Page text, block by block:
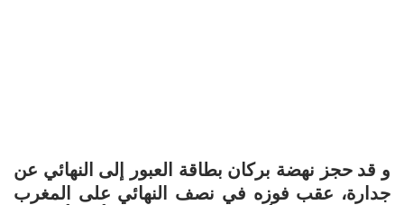
و قد حجز نهضة بركان بطاقة العبور إلى النهائي عن
جدارة، عقب فوزه في نصف النهائي على المغرب